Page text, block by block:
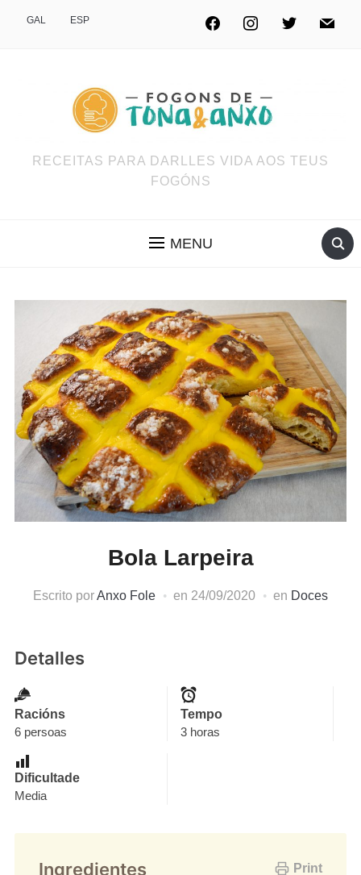
GAL ESP
RECEITAS PARA DARLLES VIDA AOS TEUS
FOGÓNS
MENU
Bola Larpeira
Escrito porAnxo Fole en 24/09/2020 en Doces
Detalles
Racións
6 persoas
Tempo
3 horas
Dificultade
Media
Print
Ingredientes